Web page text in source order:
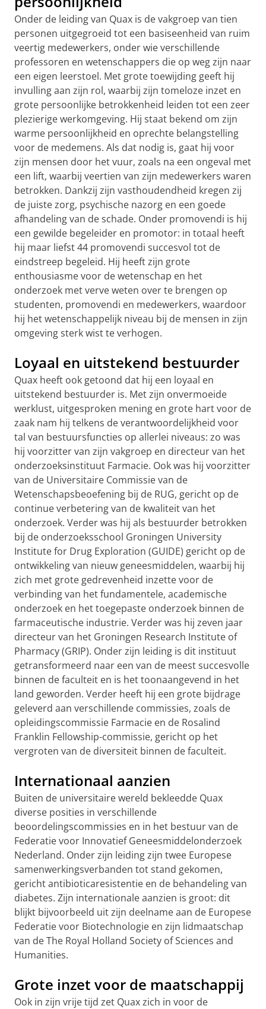
Onder de leiding van Quax is de vakgroep van tien
personen uitgegroeid tot een basiseenheid van ruim
veertig medewerkers, onder wie verschillende
professoren en wetenschappers die op weg zijn naar
een eigen leerstoel. Met grote toewijding geeft hij
invulling aan zijn rol, waarbij zijn tomeloze inzet en
grote persoonlijke betrokkenheid leiden tot een zeer
plezierige werkomgeving. Hij staat bekend om zijn
warme persoonlijkheid en oprechte belangstelling
voor de medemens. Als dat nodig is, gaat hij voor
zijn mensen door het vuur, zoals na een ongeval met
een lift, waarbij veertien van zijn medewerkers waren
betrokken. Dankzij zijn vasthoudendheid kregen zij
de juiste zorg, psychische nazorg en een goede
afhandeling van de schade. Onder promovendi is hij
een gewilde begeleider en promotor: in totaal heeft
hij maar liefst 44 promovendi succesvol tot de
eindstreep begeleid. Hij heeft zijn grote
enthousiasme voor de wetenschap en het
onderzoek met verve weten over te brengen op
studenten, promovendi en medewerkers, waardoor
hij het wetenschappelijk niveau bij de mensen in zijn
omgeving sterk wist te verhogen.
Loyaal en uitstekend bestuurder
Quax heeft ook getoond dat hij een loyaal en
uitstekend bestuurder is. Met zijn onvermoeide
werklust, uitgesproken mening en grote hart voor de
zaak nam hij telkens de verantwoordelijkheid voor
tal van bestuursfuncties op allerlei niveaus: zo was
hij voorzitter van zijn vakgroep en directeur van het
onderzoeksinstituut Farmacie. Ook was hij voorzitter
van de Universitaire Commissie van de
Wetenschapsbeoefening bij de RUG, gericht op de
continue verbetering van de kwaliteit van het
onderzoek. Verder was hij als bestuurder betrokken
bij de onderzoeksschool Groningen University
Institute for Drug Exploration (GUIDE) gericht op de
ontwikkeling van nieuw geneesmiddelen, waarbij hij
zich met grote gedrevenheid inzette voor de
verbinding van het fundamentele, academische
onderzoek en het toegepaste onderzoek binnen de
farmaceutische industrie. Verder was hij zeven jaar
directeur van het Groningen Research Institute of
Pharmacy (GRIP). Onder zijn leiding is dit instituut
getransformeerd naar een van de meest succesvolle
binnen de faculteit en is het toonaangevend in het
land geworden. Verder heeft hij een grote bijdrage
geleverd aan verschillende commissies, zoals de
opleidingscommissie Farmacie en de Rosalind
Franklin Fellowship-commissie, gericht op het
vergroten van de diversiteit binnen de faculteit.
Internationaal aanzien
Buiten de universitaire wereld bekleedde Quax
diverse posities in verschillende
beoordelingscommissies en in het bestuur van de
Federatie voor Innovatief Geneesmiddelonderzoek
Nederland. Onder zijn leiding zijn twee Europese
samenwerkingsverbanden tot stand gekomen,
gericht antibioticaresistentie en de behandeling van
diabetes. Zijn internationale aanzien is groot: dit
blijkt bijvoorbeeld uit zijn deelname aan de Europese
Federatie voor Biotechnologie en zijn lidmaatschap
van de The Royal Holland Society of Sciences and
Humanities.
Grote inzet voor de maatschappij
Ook in zijn vrije tijd zet Quax zich in voor de